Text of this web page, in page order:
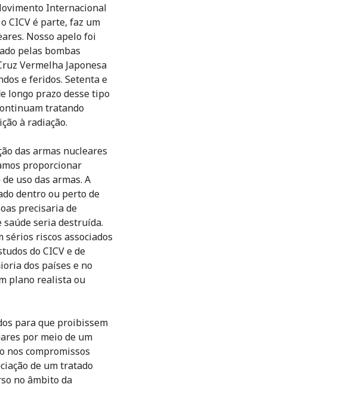
Internacional
CICV é parte, faz um
Nosso apelo foi
pelas bombas
Vermelha Japonesa
e feridos. Setenta e
longo prazo desse tipo
tratando
à radiação.
das armas nucleares
proporcionar
uso das armas. A
dentro ou perto de
precisaria de
seria destruída.
riscos associados
do CICV e de
dos países e no
plano realista ou
para que proibissem
por meio de um
nos compromissos
de um tratado
no âmbito da